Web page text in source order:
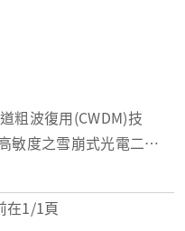
粗波復用(CWDM)技
敏度之雪崩式光電二極
號組合成該螢光物質的
，以達到全光譜
在1/1頁